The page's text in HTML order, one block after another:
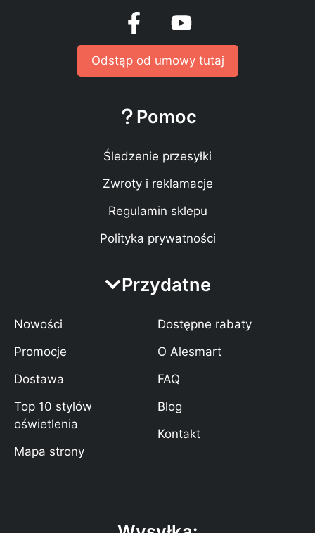
Odstąp od umowy tutaj
Pomoc
Śledzenie przesyłki
Zwroty i reklamacje
Regulamin sklepu
Polityka prywatności
Przydatne
Nowości
Promocje
Dostawa
Top 10 stylów
oświetlenia
Mapa strony
Dostępne rabaty
O Alesmart
FAQ
Blog
Kontakt